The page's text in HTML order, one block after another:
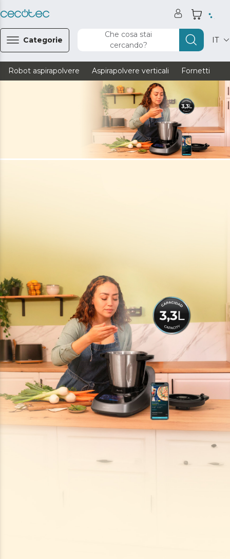
Categorie
Che cosa stai
cercando?
IT
Robot aspirapolvere Aspirapolvere verticali Fornetti